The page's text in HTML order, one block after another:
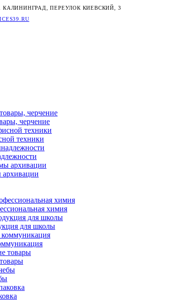
КАЛИНИНГРАД, ПЕРЕУЛОК КИЕВСКИЙ, 3
черчение
техники
химия
для школы